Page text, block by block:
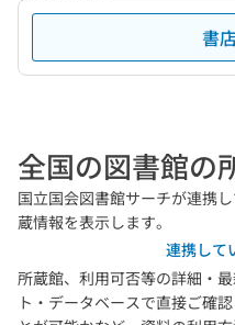
書
全国の図書館の
国立国会図書館サーチが連携
蔵情報を表示します。
連携して
所蔵館、利用可否等の詳細・
ト・データベースで直接ご確